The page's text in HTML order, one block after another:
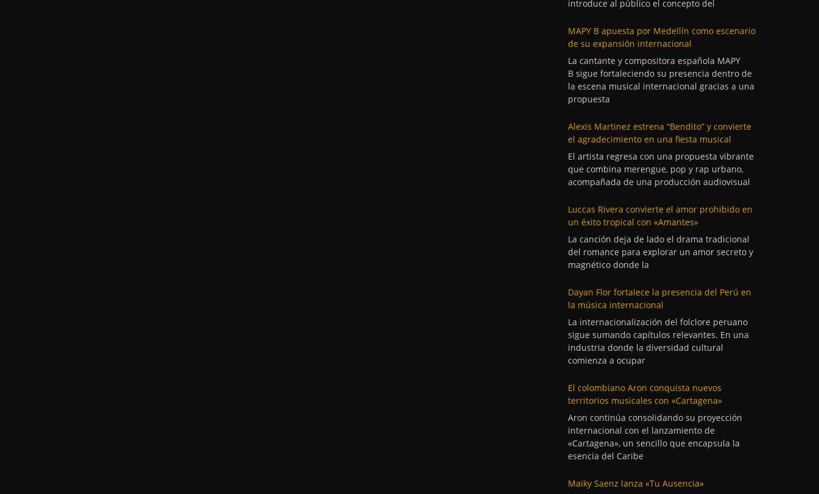
introduce al público el concepto del
MAPY B apuesta por Medellín como escenario
de su expansión internacional
La cantante y compositora española MAPY
B sigue fortaleciendo su presencia dentro de
la escena musical internacional gracias a una
propuesta
Alexis Martinez estrena “Bendito” y convierte
el agradecimiento en una fiesta musical
El artista regresa con una propuesta vibrante
que combina merengue, pop y rap urbano,
acompañada de una producción audiovisual
Luccas Rivera convierte el amor prohibido en
un éxito tropical con «Amantes»
La canción deja de lado el drama tradicional
del romance para explorar un amor secreto y
magnético donde la
Dayan Flor fortalece la presencia del Perú en
la música internacional
La internacionalización del folclore peruano
sigue sumando capítulos relevantes. En una
industria donde la diversidad cultural
comienza a ocupar
El colombiano Aron conquista nuevos
territorios musicales con «Cartagena»
Aron continúa consolidando su proyección
internacional con el lanzamiento de
«Cartagena», un sencillo que encapsula la
esencia del Caribe
Maiky Saenz lanza «Tu Ausencia»